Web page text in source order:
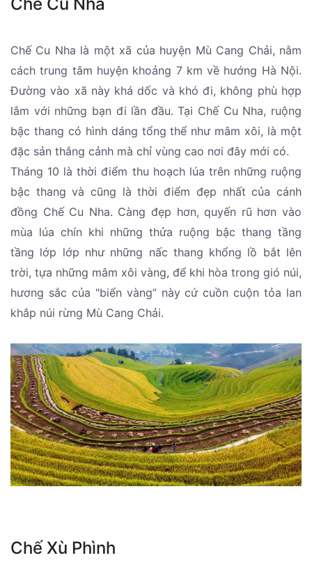
Chế Cu Nha là một xã của huyện Mù Cang Chải, nằm
cách trung tâm huyện khoảng 7 km về hướng Hà Nội.
Đường vào xã này khá dốc và khó đi, không phù hợp
lắm với những bạn đi lần đầu. Tại Chế Cu Nha, ruộng
bậc thang có hình dáng tổng thể như mâm xôi, là một
đặc sản thắng cảnh mà chỉ vùng cao nơi đây mới có.
Tháng 10 là thời điểm thu hoạch lúa trên những ruộng
bậc thang và cũng là thời điểm đẹp nhất của cánh
đồng Chế Cu Nha. Càng đẹp hơn, quyến rũ hơn vào
mùa lúa chín khi những thửa ruộng bậc thang tầng
tầng lớp lớp như những nấc thang khổng lồ bắt lên
trời, tựa những mâm xôi vàng, để khi hòa trong gió núi,
hương sắc của "biển vàng” này cứ cuồn cuộn tỏa lan
khắp núi rừng Mù Cang Chải.
Chế Xù Phình